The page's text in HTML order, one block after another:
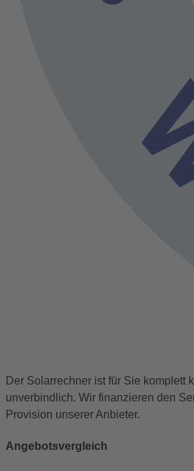
Der Solarrechner ist für Sie komplett
unverbindlich. Wir finanzieren den
Provision unserer Anbieter.
Angebotsvergleich